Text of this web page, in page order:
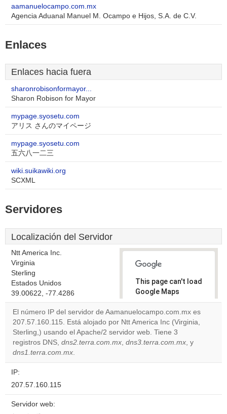
aamanuelocampo.com.mx
Agencia Aduanal Manuel M. Ocampo e Hijos, S.A. de C.V.
Enlaces
Enlaces hacia fuera
sharonrobisonformayor...
Sharon Robison for Mayor
mypage.syosetu.com
アリス さんのマイページ
mypage.syosetu.com
五六八一二三
wiki.suikawiki.org
SCXML
Servidores
Localización del Servidor
Ntt America Inc.
Virginia
Sterling
Estados Unidos
39.00622, -77.4286
This page can't load
Google Maps
correctly.
Do you
own this
website?
El número IP del servidor de Aamanuelocampo.com.mx es
207.57.160.115. Está alojado por Ntt America Inc (Virginia,
Sterling,) usando el Apache/2 servidor web. Tiene 3
registros DNS, dns2.terra.com.mx, dns3.terra.com.mx, y
dns1.terra.com.mx.
IP:
207.57.160.115
Servidor web: